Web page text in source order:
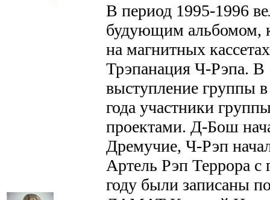
В период 1995-1996
будующим альбомом,
на магнитных
Трэпанация Ч-Рэпа. В
выступление группы
года участники
проектами. Д-Бош
Дремучие, Ч-Рэп
Артель Рэп Террора
году были записаны